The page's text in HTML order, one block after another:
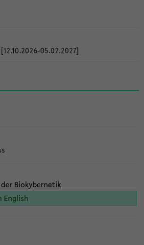
05.02.2027]
Biokybernetik
English